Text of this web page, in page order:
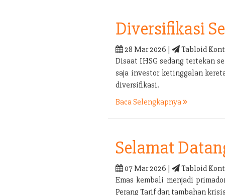
Diversifikasi
28 Mar 2026 |
Tabloid
Disaat IHSG sedang tertekan
saja investor ketinggalan
diversifikasi.
Baca Selengkapnya
Selamat
07 Mar 2026 |
Tabloid
Emas kembali menjadi
Perang Tarif dan tambahan